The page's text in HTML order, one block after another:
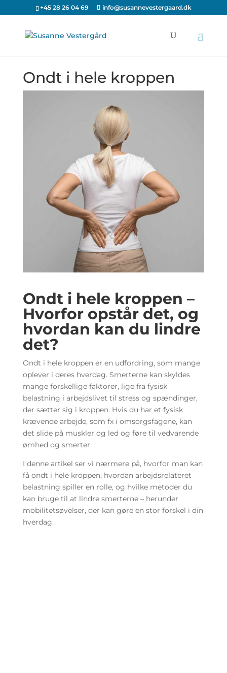
+45 28 26 04 69 info@susannevestergaard.dk
Ondt i hele kroppen
Ondt i hele kroppen –
Hvorfor opstår det, og
hvordan kan du lindre
det?
Ondt i hele kroppen er en udfordring, som mange
oplever i deres hverdag. Smerterne kan skyldes
mange forskellige faktorer, lige fra fysisk
belastning i arbejdslivet til stress og spændinger,
der sætter sig i kroppen. Hvis du har et fysisk
krævende arbejde, som fx i omsorgsfagene, kan
det slide på muskler og led og føre til vedvarende
ømhed og smerter.
I denne artikel ser vi nærmere på, hvorfor man kan
få ondt i hele kroppen, hvordan arbejdsrelateret
belastning spiller en rolle, og hvilke metoder du
kan bruge til at lindre smerterne – herunder
mobilitetsøvelser, der kan gøre en stor forskel i din
hverdag.